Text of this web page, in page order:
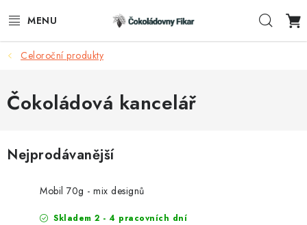
na
ESHOP
REKLAMNÍ VÝROBKY
BLOG
Celoroční produkty
Čokoládová kancelář
Nejprodávanější
Mobil 70g - mix designů
Skladem 2 - 4 pracovních dní